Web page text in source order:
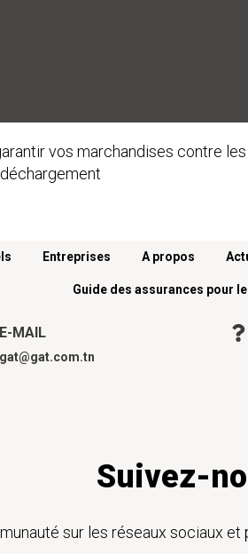
vos marchandises contre
Entreprises A propos
Guide des assurances pour
E-MAIL
gat@gat.com.tn
Suivez-
sur les réseaux sociaux